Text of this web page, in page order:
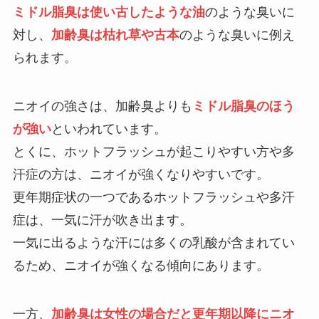
ミドル脂臭は使い古したような油のような臭いに
対し、 加齢臭は枯れ草や古本のような臭いに例え
られます。
ニオイの強さは、加齢臭よりも ミドル脂臭のほう
が強いといわれています。
とくに、ホットフラッシュが起こりやすい方や多
汗症の方は、ニオイが強くなりやすいです。
更年期症状の一つであるホットフラッシュや多汗
症は、一気に汗が吹き出ます。
一気に出るような汗には多くの乳酸が含まれてい
るため、ニオイが強くなる傾向にあります。
一方、 加齢臭は女性の場合だと更年期以降にニオ